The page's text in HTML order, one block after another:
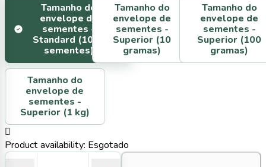
Tamanho do
envelope de
sementes -
Standard (1000
sementes)
Tamanho do
envelope de
sementes -
Superior (10
gramas)
Tamanho do
envelope de
sementes -
Superior (100
gramas)
Tamanho do
envelope de
sementes -
Superior (1 kg)

Product availability: Esgotado